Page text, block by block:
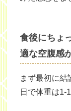
食後にちょ
適な空腹感
まず最初に
日で体重は1-